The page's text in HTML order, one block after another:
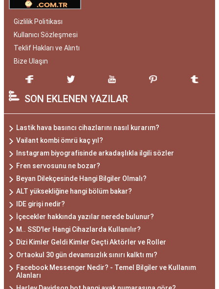
Gizlilik Politikası
Kullanıcı Sözleşmesi
Teklif Hakları ve Alıntı
Bize Ulaşın
SON EKLENEN YAZILAR
Lastik hava basıncı cihazlarını nasıl kurarım?
Vailant kombi ömrü kaç yıl?
Instagram biyografisinde arkadaşlıkla ilgili sözler
Fren servosunu ne bozar?
Beyan Dilekçesinde Hangi Bilgiler Olmalı?
ALT yüksekliğine hangi bölüm bakar?
IDE girişi nedir?
İçecekler hakkında yazılar nerede bulunur?
M.. SSD'ler Hangi Cihazlarda Kullanılır?
Dizi Kimler Geldi Kimler Geçti Aktörler ve Roller
Ortaokul 30 gün devamsızlık sınırı kalktı mı?
Facebook Messenger Nedir? - Temel Bilgiler ve Kullanım
Alanları